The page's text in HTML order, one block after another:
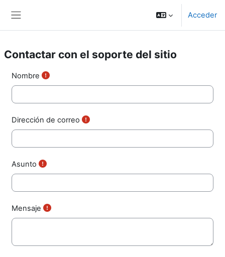
Acceder
Contactar con el soporte del sitio
Nombre
Dirección de correo
Asunto
Mensaje